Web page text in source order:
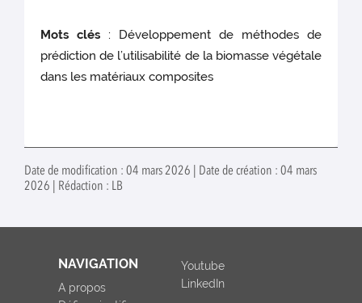
Mots clés : Développement de méthodes de
prédiction de l’utilisabilité de la biomasse végétale
dans les matériaux composites
Date de modification : 04 mars 2026 | Date de création : 04 mars
2026 | Rédaction : LB
NAVIGATION
A propos
Youtube
LinkedIn